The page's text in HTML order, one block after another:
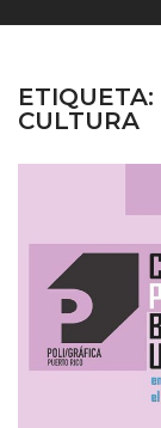
ETIQUETA:
CULTURA